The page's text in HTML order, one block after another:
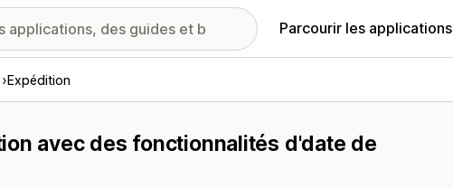
Parcourir les applications
Expédition
avec des fonctionnalités d'date de